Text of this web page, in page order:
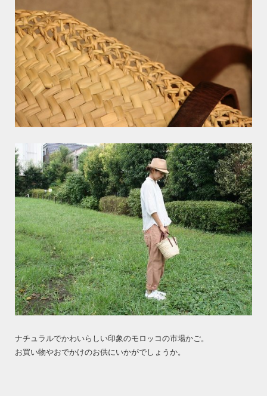
ナチュラルでかわいらしい印象のモロッコの市場かご。
お買い物やおでかけのお供にいかがでしょうか。